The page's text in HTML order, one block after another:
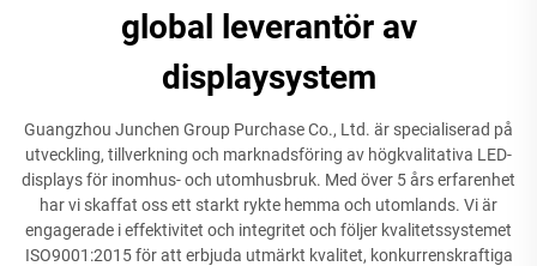
global leverantör av
displaysystem
Guangzhou Junchen Group Purchase Co., Ltd. är specialiserad på
utveckling, tillverkning och marknadsföring av högkvalitativa LED-
displays för inomhus- och utomhusbruk. Med över 5 års erfarenhet
har vi skaffat oss ett starkt rykte hemma och utomlands. Vi är
engagerade i effektivitet och integritet och följer kvalitetssystemet
ISO9001:2015 för att erbjuda utmärkt kvalitet, konkurrenskraftiga